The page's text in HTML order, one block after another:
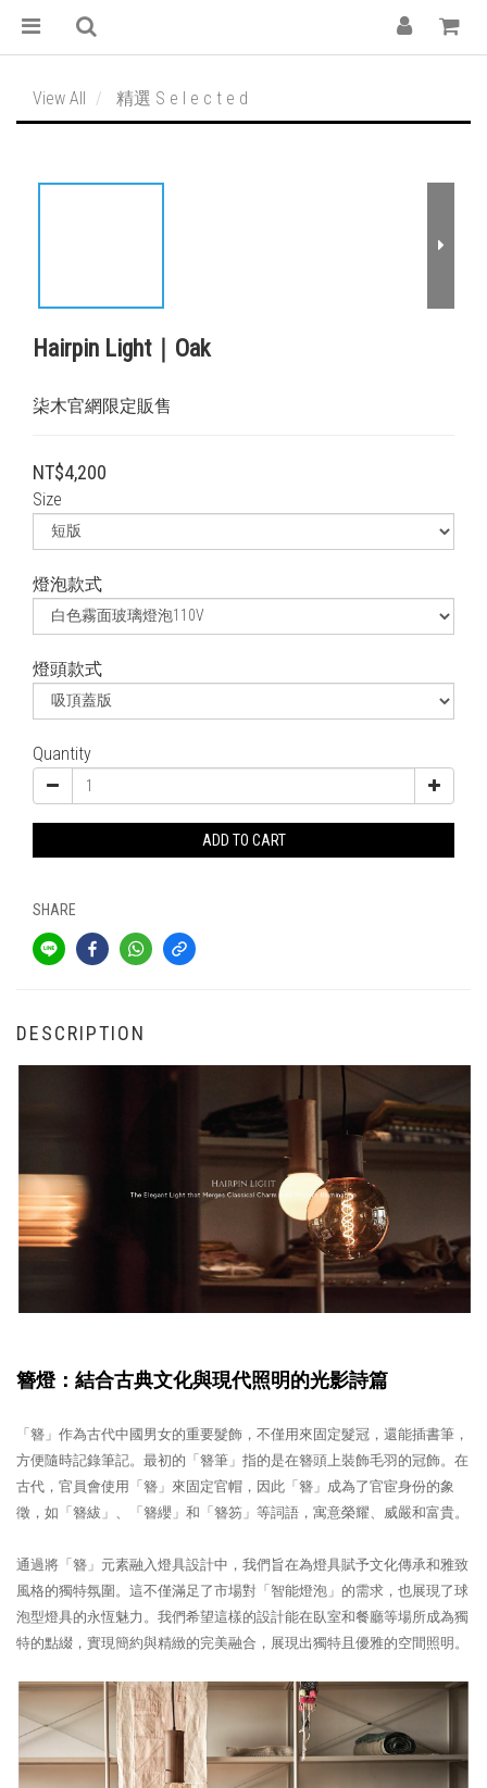
View All 精選 S e l e c t e d
Hairpin Light｜Oak
柒木官網限定販售
NT$4,200
Size
燈泡款式
燈頭款式
Quantity
ADD TO CART
SHARE
DESCRIPTION
簪燈：結合古典文化與現代照明的光影詩篇
「簪」作為古代中國男女的重要髮飾，不僅用來固定髮冠，還能插書筆，
方便隨時記錄筆記。最初的「簪筆」指的是在簪頭上裝飾毛羽的冠飾。在
古代，官員會使用「簪」來固定官帽，因此「簪」成為了官宦身份的象
徵，如「簪紱」、「簪纓」和「簪笏」等詞語，寓意榮耀、威嚴和富貴。
通過將「簪」元素融入燈具設計中，我們旨在為燈具賦予文化傳承和雅致
風格的獨特氛圍。這不僅滿足了市場對「智能燈泡」的需求，也展現了球
泡型燈具的永恆魅力。我們希望這樣的設計能在臥室和餐廳等場所成為獨
特的點綴，實現簡約與精緻的完美融合，展現出獨特且優雅的空間照明。